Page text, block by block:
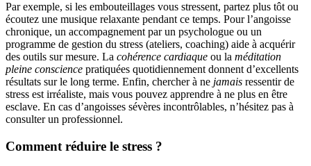
Par exemple, si les embouteillages vous stressent, partez plus tôt ou
écoutez une musique relaxante pendant ce temps. Pour l’angoisse
chronique, un accompagnement par un psychologue ou un
programme de gestion du stress (ateliers, coaching) aide à acquérir
des outils sur mesure. La cohérence cardiaque ou la méditation
pleine conscience pratiquées quotidiennement donnent d’excellents
résultats sur le long terme. Enfin, chercher à ne jamais ressentir de
stress est irréaliste, mais vous pouvez apprendre à ne plus en être
esclave. En cas d’angoisses sévères incontrôlables, n’hésitez pas à
consulter un professionnel.
Comment réduire le stress ?